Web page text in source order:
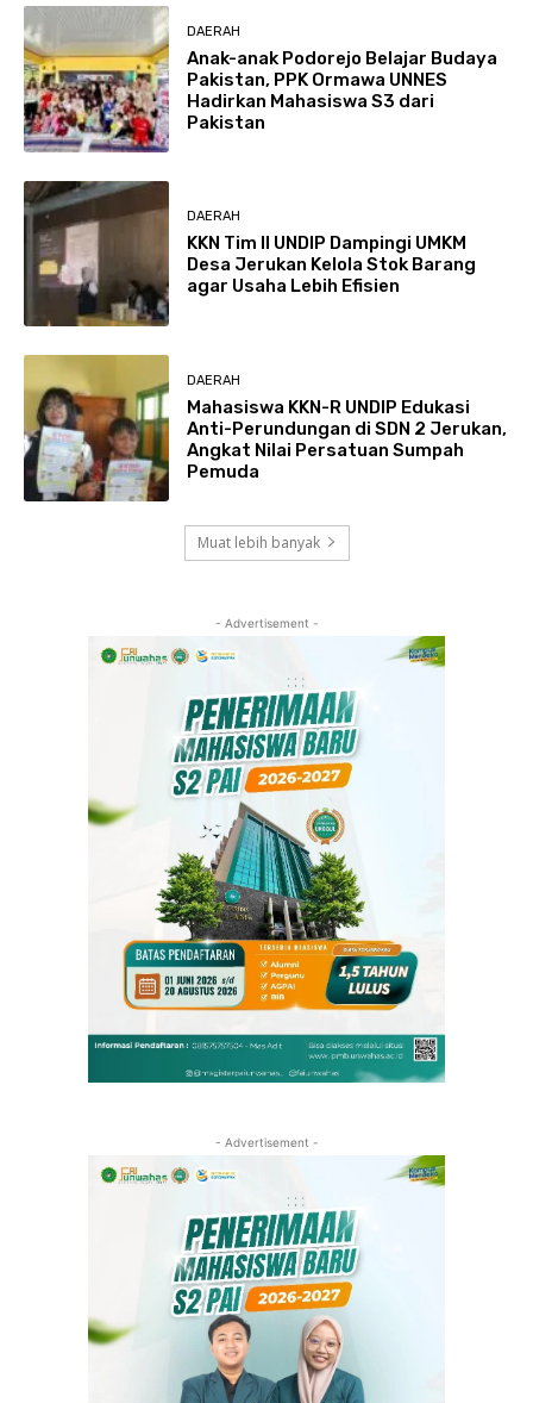
DAERAH
Anak-anak Podorejo Belajar Budaya
Pakistan, PPK Ormawa UNNES
Hadirkan Mahasiswa S3 dari
Pakistan
DAERAH
KKN Tim II UNDIP Dampingi UMKM
Desa Jerukan Kelola Stok Barang
agar Usaha Lebih Efisien
DAERAH
Mahasiswa KKN-R UNDIP Edukasi
Anti-Perundungan di SDN 2 Jerukan,
Angkat Nilai Persatuan Sumpah
Pemuda
Muat lebih banyak
- Advertisement -
- Advertisement -